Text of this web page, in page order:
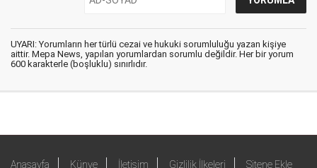
UYARI: Yorumların her türlü cezai ve hukuki sorumluluğu yazan kişiye
aittir. Mepa News, yapılan yorumlardan sorumlu değildir. Her bir yorum
600 karakterle (boşluklu) sınırlıdır.
Anasayfa Künye İletişim Gizlilik İlkeleri Sitene Ekle